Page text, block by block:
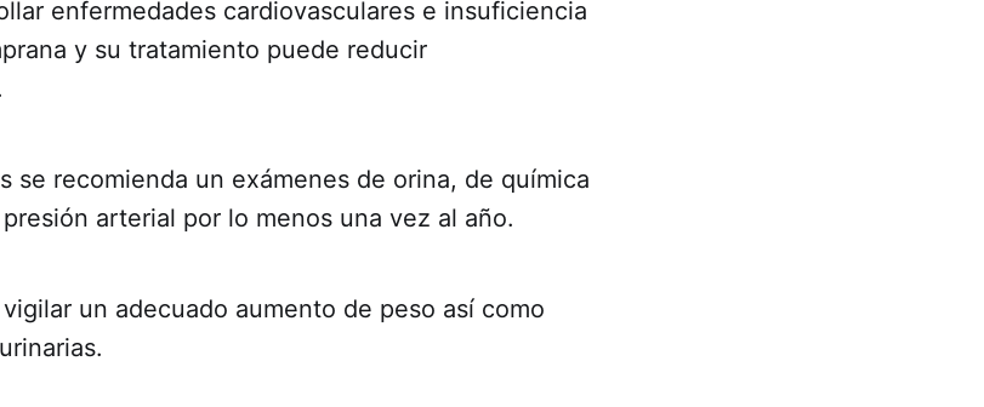
enfermedades cardiovasculares e insuficiencia
y su tratamiento puede reducir
se recomienda un exámenes de orina, de química
arterial por lo menos una vez al año.
un adecuado aumento de peso así como